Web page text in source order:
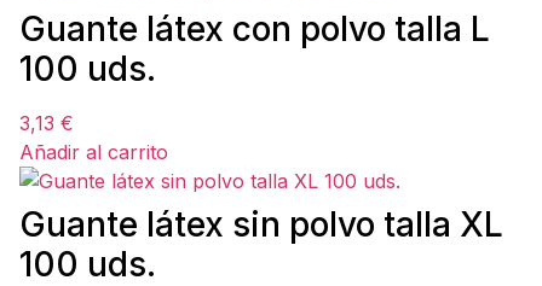
Guante látex con polvo talla L
100 uds.
3,13 €
Añadir al carrito
Guante látex sin polvo talla XL
100 uds.